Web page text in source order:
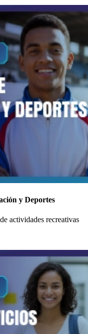
y Deportes
actividades recreativas